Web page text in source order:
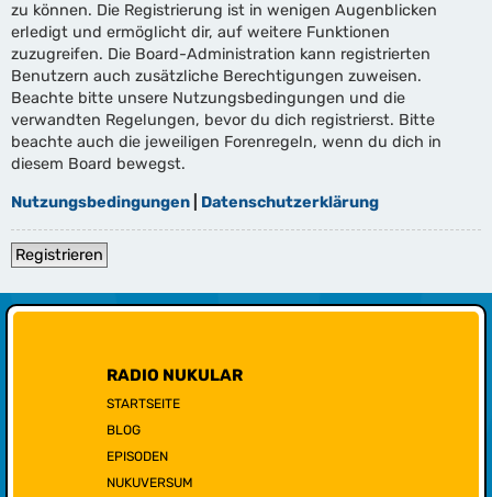
zu können. Die Registrierung ist in wenigen Augenblicken
erledigt und ermöglicht dir, auf weitere Funktionen
zuzugreifen. Die Board-Administration kann registrierten
Benutzern auch zusätzliche Berechtigungen zuweisen.
Beachte bitte unsere Nutzungsbedingungen und die
verwandten Regelungen, bevor du dich registrierst. Bitte
beachte auch die jeweiligen Forenregeln, wenn du dich in
diesem Board bewegst.
Nutzungsbedingungen Datenschutzerklärung
Registrieren
RADIO NUKULAR
STARTSEITE
BLOG
EPISODEN
NUKUVERSUM